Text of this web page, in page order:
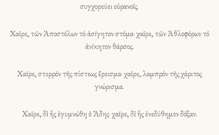
συγχορεύει οὐρανοῖς.
Χαῖρε, τῶν Ἀποστόλων τό ἀσίγητον στόμα· χαῖρε, τῶν Ἀθλοφόρων τό
ἀνίκητον θάρσος.
Χαῖρε, στερρόν τῆς πίστεως ἔρεισμα· χαῖρε, λαμπρόν τῆς χάριτος
γνώρισμα.
Χαῖρε, δἰ ἧς ἐγυμνώθη ὁ Ἅδης· χαῖρε, δἰ ἧς ἐνεδύθημεν δόξαν.